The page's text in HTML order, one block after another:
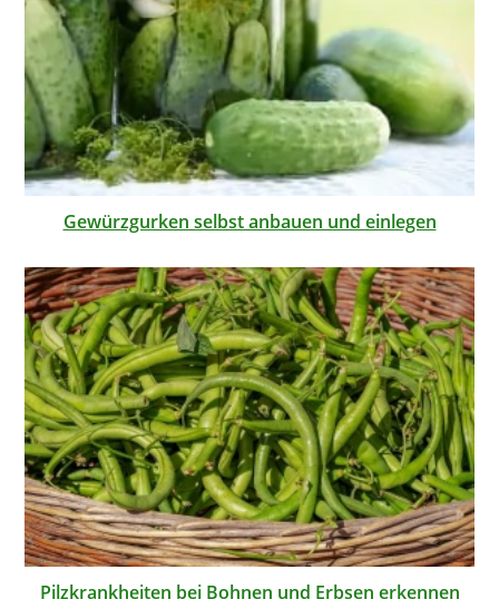
Gewürzgurken selbst anbauen und einlegen
Pilzkrankheiten bei Bohnen und Erbsen erkennen